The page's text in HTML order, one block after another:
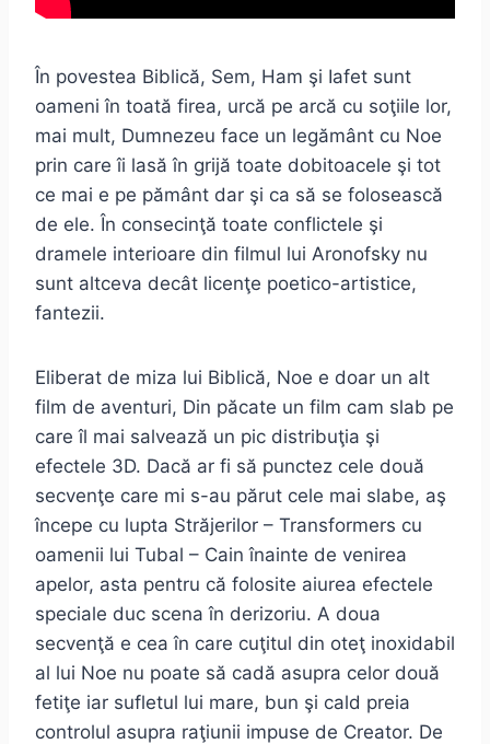
În povestea Biblică, Sem, Ham şi Iafet sunt
oameni în toată firea, urcă pe arcă cu soţiile lor,
mai mult, Dumnezeu face un legământ cu Noe
prin care îi lasă în grijă toate dobitoacele şi tot
ce mai e pe pământ dar şi ca să se folosească
de ele. În consecinţă toate conflictele şi
dramele interioare din filmul lui Aronofsky nu
sunt altceva decât licenţe poetico-artistice,
fantezii.
Eliberat de miza lui Biblică, Noe e doar un alt
film de aventuri, Din păcate un film cam slab pe
care îl mai salvează un pic distribuţia şi
efectele 3D. Dacă ar fi să punctez cele două
secvenţe care mi s-au părut cele mai slabe, aş
începe cu lupta Străjerilor – Transformers cu
oamenii lui Tubal – Cain înainte de venirea
apelor, asta pentru că folosite aiurea efectele
speciale duc scena în derizoriu. A doua
secvenţă e cea în care cuţitul din oteţ inoxidabil
al lui Noe nu poate să cadă asupra celor două
fetiţe iar sufletul lui mare, bun şi cald preia
controlul asupra raţiunii impuse de Creator. De